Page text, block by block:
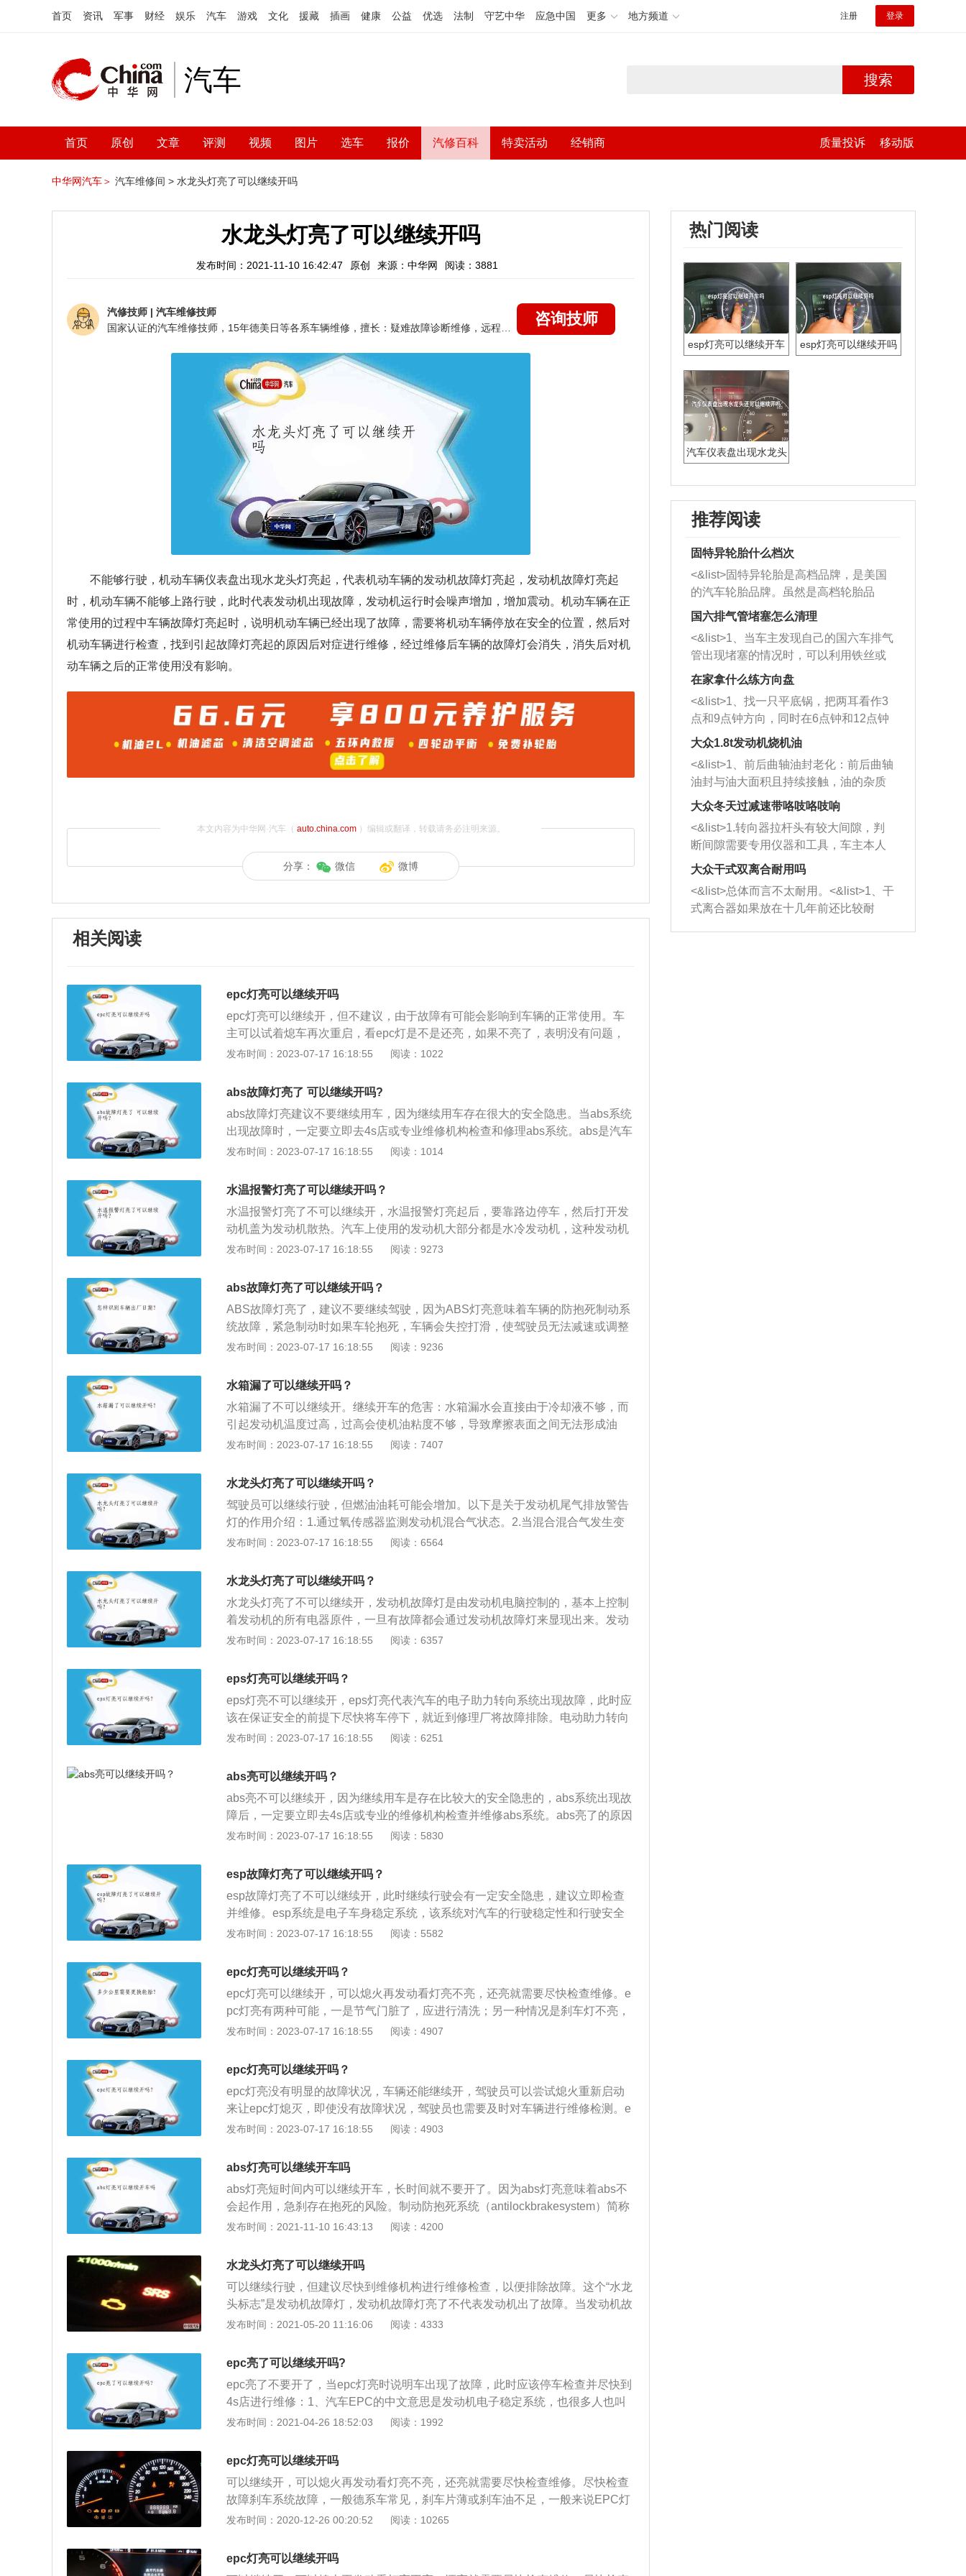
首页 资讯 军事 财经 娱乐 汽车 游戏 文化 援藏 插画 健康 公益 优选 法制 守艺中华 应急中国 更多 地方频道 注册 登录
汽车 搜索
首页 原创 文章 评测 视频 图片 选车 报价 汽修百科 特卖活动 经销商 质量投诉 移动版
中华网汽车＞ 汽车维修间 > 水龙头灯亮了可以继续开吗
水龙头灯亮了可以继续开吗
发布时间：2021-11-10 16:42:47 原创 来源：中华网 阅读：3881
汽修技师 | 汽车维修技师
咨询技师
不能够行驶，机动车辆仪表盘出现水龙头灯亮起，代表机动车辆的发动机故障灯亮起，发动机故障灯亮起
时，机动车辆不能够上路行驶，此时代表发动机出现故障，发动机运行时会噪声增加，增加震动。机动车辆在正
常使用的过程中车辆故障灯亮起时，说明机动车辆已经出现了故障，需要将机动车辆停放在安全的位置，然后对
机动车辆进行检查，找到引起故障灯亮起的原因后对症进行维修，经过维修后车辆的故障灯会消失，消失后对机
动车辆之后的正常使用没有影响。
本文内容为中华网·汽车（ auto.china.com）编辑或翻译，转载请务必注明来源。
分享： 微信 微博
相关阅读
epc灯亮可以继续开吗
epc灯亮可以继续开，但不建议，由于故障有可能会影响到车辆的正常使用。车
主可以试着熄车再次重启，看epc灯是不是还亮，如果不亮了，表明没有问题，
就是epc灯受到影响而误报。要是epc灯还亮，或是经常亮起，那样车主就需要采
影响：1、是节气门脏了，解决方法：马上清除。2、是刹车灯可能不亮，解决方
法：检查刹车开关和电路是否正常。3、可能是机油问题。解决方法：更换机
油。当epc灯常亮时，表示汽车发动机管理系统或电子控制系统存在故障，常伴
有车辆怠速不稳和汽车发动机在冷启动时的抖动和振动。这些情况大部分是由于
国内的污油质量和车辆环境造成的，所以应该立即开车到维修服务店进行检查和
发布时间：2023-07-17 16:18:55 阅读：1022
abs故障灯亮了 可以继续开吗?
abs故障灯亮建议不要继续用车，因为继续用车存在很大的安全隐患。当abs系统
出现故障时，一定要立即去4s店或专业维修机构检查和修理abs系统。abs是汽车
的防抱死制动系统，在紧急制动时可以防止车轮抱死。紧急制动时如果车轮抱
车减速这时车失控了很危险。abs系统可以在紧急制动时保持车轮滚动和滑动，
防止车轮抱死。如果汽车装有abs系统，在紧急制动时车轮仍然可以为汽车提供
牵引力，使驾驶员在减速时可以控制汽车的行驶轨迹以避开障碍物。abs系统可
以有效降低事故发生的概率，这种系统可以大大提高汽车的行驶安全性和行驶稳
定性。如果abs系统损坏仪表板上的abs指示灯将一直亮着，需要立即修理。如果
abs系统的汽车时，遇到紧急情况，只需用一只脚将刹车踩到底。abs低速介入解
决办法：这可能是防抱死制动系统泵的问题，发生这种情况后，有必要更换防抱
死制动系统泵。汽车的防抱死制动系统，几乎每辆汽车都会配备abs防抱死制动
汽车会失控打滑驾驶员既不能控制车速也不能控制汽车的轨迹。因此，车轮抱死
可以在紧急制动时控制汽车的轨迹，使汽车在躲避障碍物的同时减速Abs系统提
高了驾驶过程中的安全性。驾驶装有abs系统的汽车时，紧急情况下的正确操作
是用一只脚将制动踏板踩到底，只有这样才能触发abs系统。有些司机在紧急情
况下会当场刹车。其实这种操作方式是错误的，不会触发abs系统，延长汽车的
发布时间：2023-07-17 16:18:55 阅读：1014
水温报警灯亮了可以继续开吗？
水温报警灯亮了不可以继续开，水温报警灯亮起后，要靠路边停车，然后打开发
动机盖为发动机散热。汽车上使用的发动机大部分都是水冷发动机，这种发动机
依靠冷却液在发动机内不断循环带走多余热量。水温报警灯是一个双金属片传感
围内，开关触点一直打开，指示灯不亮，当水温超过正常值时，开关臂触点闭
和，使红灯发亮。
发布时间：2023-07-17 16:18:55 阅读：9273
abs故障灯亮了可以继续开吗？
ABS故障灯亮了，建议不要继续驾驶，因为ABS灯亮意味着车辆的防抱死制动系
统故障，紧急制动时如果车轮抱死，车辆会失控打滑，使驾驶员无法减速或调整
车辆行驶轨迹，安全隐患较大。ABS灯亮的状态有多种，不同状态的故障原因和
速传感器感应部分被泥土、泥浆等其它污染源覆盖，影响传感器感应相应的车速
作指令来调节制动。处理方案：清洁车速传感器上的脏物，调整好车速传感器与
信号齿圈的间隙，即可恢复正常。原因2：由于系统线路之间连接松懈，ABS继
电器接触不良等引起信号不良而使系统故障。处理方案：检查线路连接处，有松
因：当使用多种车辆电器，而电瓶电压下降低于10.5V，引擎转速上升，电压上
升，ABS指示灯熄灭；ABS的系统电源供应电压太低，如线头接触不足或搭铁不
良。处理方案：检查电瓶比重；检查充电系统；检查电源供应（如电压继电器或
灭。原因：ABS油压阀体搭铁线路接触不良；ABS油压阀体电线接头接触不良；
要时清洁接触面；检查插头是否间隙变大；更换ABS或ABS/ASR计算机。状态
4：ABS警告灯高速行驶亮起。原因：在高速⾏驶中，ABS计算机计算车速信号
出现后轮速度与前轮速度差别太大；轮胎规格不正确或钢圈规格不正确。处理方
案：参考车辆轮胎规格及钢圈规格，参考油箱盖旁的贴铁。状态5：ABS警告灯
引擎发动，踏下刹车踏板，用手指将刹车开关连杆往下推到底，再放松刹车踏
板，完成自我设定位置；更换刹车灯开关。
发布时间：2023-07-17 16:18:55 阅读：9236
水箱漏了可以继续开吗？
水箱漏了不可以继续开。继续开车的危害：水箱漏水会直接由于冷却液不够，而
引起发动机温度过高，过高会使机油粘度不够，导致摩擦表面之间无法形成油
膜，磨损增大。发动机缸筒内压力过大，工作粗暴。各种配合原件，尤其是铝制
的情况，可将漏水的散热管从漏水处剪断，用涂上肥皂的棉花团堵住被剪断的散
发布时间：2023-07-17 16:18:55 阅读：7407
水龙头灯亮了可以继续开吗？
驾驶员可以继续行驶，但燃油油耗可能会增加。以下是关于发动机尾气排放警告
灯的作用介绍：1.通过氧传感器监测发动机混合气状态。2.当混合混合气发生变
化后，导致尾气排放超标时，控制单元会记载故障存储，从而点亮故障灯用来提
故障灯点亮的原因介绍：1.是由于燃油质量不达标，导致发动机混合气燃烧不充
的执行器电机电磁阀，控制单元等出现问题导致发动机尾气排放故障灯点亮。3.
最常见的原因有节气门脏污，建议每隔2到3万公里进行一次清洗；气门和喷油嘴
积碳，建议每3到4万公里进行一次进气及燃油系统的清洗。
发布时间：2023-07-17 16:18:55 阅读：6564
水龙头灯亮了可以继续开吗？
水龙头灯亮了不可以继续开，发动机故障灯是由发动机电脑控制的，基本上控制
着发动机的所有电器原件，一旦有故障都会通过发动机故障灯来显现出来。发动
机亮故障灯的原因有：控制燃油蒸汽排放的净化电磁阀故障、空气流量计故障、
过多。发动机故障灯点亮建议先检查水温表和机油压力报警灯，如果此时这两个
灯也报警，说明发动机是真有故障了，需要及时停车并且拨打道路救援电话。
发布时间：2023-07-17 16:18:55 阅读：6357
eps灯亮可以继续开吗？
eps灯亮不可以继续开，eps灯亮代表汽车的电子助力转向系统出现故障，此时应
该在保证安全的前提下尽快将车停下，就近到修理厂将故障排除。电动助力转向
系统没有液压助力系统的液压泵、液压管路和转向管柱阀体结构，直接通过减速
理是：车辆启动后系统开始工作，当车速小于一定速度时，信号输送到控制模
令，使伺服电机输出相应大小及方向的扭矩以产生助动力，当不转向时，电控单
元不向伺服电机发送扭矩信号，伺服电机的电流趋向于零。
发布时间：2023-07-17 16:18:55 阅读：6251
abs亮可以继续开吗？
abs亮不可以继续开，因为继续用车是存在比较大的安全隐患的，abs系统出现故
障后，一定要立即去4s店或专业的维修机构检查并维修abs系统。abs亮了的原因
是：1、轮速传感器损坏或者脏污；2、信号轮损坏或者脏污；3、防抱死制动控
更换轮速传感器、abs线路、abs调压电磁阀、abs电脑；2、补充制动液；3、清
理abs传感器。
发布时间：2023-07-17 16:18:55 阅读：5830
esp故障灯亮了可以继续开吗？
esp故障灯亮了不可以继续开，此时继续行驶会有一定安全隐患，建议立即检查
并维修。esp系统是电子车身稳定系统，该系统对汽车的行驶稳定性和行驶安全
性非常重要，其与abs系统有关联，如果esp系统出现故障，也可能会导致abs系
边滑的状态，这样驾驶员不仅可以让汽车减速，还可以控制汽车的行驶轨迹躲避
障碍物。
发布时间：2023-07-17 16:18:55 阅读：5582
epc灯亮可以继续开吗？
epc灯亮可以继续开，可以熄火再发动看灯亮不亮，还亮就需要尽快检查维修。e
pc灯亮有两种可能，一是节气门脏了，应进行清洗；另一种情况是刹车灯不亮，
更换灯泡或检查刹车开关以及线路。epc故障灯亮起的主要原因：1、epc故障灯
动抖动现象；2、epc指示灯在打开点火开关进行功能检查时会亮起，如果在行驶
时此指示灯亮起，就表示发动机功率电子控制系统出现故障。
发布时间：2023-07-17 16:18:55 阅读：4907
epc灯亮可以继续开吗？
epc灯亮没有明显的故障状况，车辆还能继续开，驾驶员可以尝试熄火重新启动
来让epc灯熄灭，即使没有故障状况，驾驶员也需要及时对车辆进行维修检测。e
pc是发动机功率电子调节，在车辆维修中epc灯警告的故障比较常见。如果该灯
障，如泄漏或堵塞不畅；2、节气门体脏污、积碳过多；3、燃油选用不达标；
等；7、ECU故障。
发布时间：2023-07-17 16:18:55 阅读：4903
abs灯亮可以继续开车吗
abs灯亮短时间内可以继续开车，长时间就不要开了。因为abs灯亮意味着abs不
会起作用，急刹存在抱死的风险。制动防抱死系统（antilockbrakesystem）简称
ABS。作用就是在汽车制动时，自动控制制动器制动力的大小，使车轮不被抱
最大值。ABS系统只有在车辆需要急刹车时才会工作，就是在轮胎滑动和滚动的
的现象。这个系统对行车安全起动很大的作用，所以现在的车辆ABS是必须配
置。ABS系统的组成有：ABS模块、ABS总泵、油管、轮速传感器等等。一般常
见的故障点是ABS的轮速传感器出现了故障导致ABS灯常见。这个也不是绝对
故障点。ABS灯常亮对车辆的正常刹车是没有任何的影响，不会导致刹车失灵。
但是如果出现紧急情况需要急刹车的话，那这个时候ABS系统就不会工作了。所
以ABS等灯常亮，建议尽快去检查下。
发布时间：2021-11-10 16:43:13 阅读：4200
水龙头灯亮了可以继续开吗
可以继续行驶，但建议尽快到维修机构进行维修检查，以便排除故障。这个“水龙
头标志”是发动机故障灯，发动机故障灯亮了不代表发动机出了故障。当发动机故
障灯点亮时，表明车辆的电控系统检测到发动机系统的相关数据信息，超出了原
积碳、发动机爆震、汽油品质不达标、水温传感器损坏、空气流量传感器故障、
氧传感器故障等。
发布时间：2021-05-20 11:16:06 阅读：4333
epc亮了可以继续开吗?
epc亮了不要开了，当epc灯亮时说明车出现了故障，此时应该停车检查并尽快到
4s店进行维修：1、汽车EPC的中文意思是发动机电子稳定系统，也很多人也叫
它电子节气门，该系统由一些传感器、控制器等元件组成。当某传感器出现故障
2、打开钥匙门后，车辆开始自检，EPC指示灯会点亮数秒，随后熄灭知。如车
辆启动后仍不熄灭，说明车辆机械与电子系统出现故障；3、一般来说EPC灯亮
的可能有两种。一是节气门脏了，应进行清洗。另一种情况是刹车灯不亮，需要
检查刹车开关以及线路。还有由于油品问题，EPC故障灯也会点亮。
发布时间：2021-04-26 18:52:03 阅读：1992
epc灯亮可以继续开吗
可以继续开，可以熄火再发动看灯亮不亮，还亮就需要尽快检查维修。尽快检查
故障刹车系统故障，一般德系车常见，刹车片薄或刹车油不足，一般来说EPC灯
亮有两种可能。一是节气门脏了，应进行清洗。另一种情况是刹车灯不亮，需要
cPowerControl（全称发动机电子稳定系统），很多人也叫它电子节气门。该系
统由一些传感器、控制器等元件组成。当某传感器出现故障或感知到不正常的情
发布时间：2020-12-26 00:20:52 阅读：10265
epc灯亮可以继续开吗
热门阅读
esp灯亮可以继续开车
esp灯亮可以继续开吗
汽车仪表盘出现水龙头
推荐阅读
固特异轮胎什么档次
<&list>固特异轮胎是高档品牌，是美国
的汽车轮胎品牌。虽然是高档轮胎品
牌，但是中高低端的轮胎都有生产，这
也是为了更好的开拓市场。
国六排气管堵塞怎么清理
<&list>1、当车主发现自己的国六车排气
管出现堵塞的情况时，可以利用铁丝或
者是细棍，直接将杂物给取出来，如果
堵塞情况比较严重，也可以采取应急措
施。 <&list>2、直接利用木棍将所有的
杂物推到排气管里面的位置处，然后将
三元催化器拆解开，就可以将堵塞的东
西取出来。但如果是因为积碳过多引起
的堵塞，就需要将三元催化器泡在草酸
洗剂对堵塞的情况得到解决，将清洗剂
放在燃油箱中，与燃油混合后，车辆启
动时，就可以和汽油一起进入到燃烧
室，最后形成废气排出，就可以让三元
催化器得到清洗，排气管堵塞的情况就
能够得到解决。
在家拿什么练方向盘
<&list>1、找一只平底锅，把两耳看作3
点和9点钟方向，同时在6点钟和12点钟
方向做一个标记。 <&list>2、双手握住
一圈半的练习，往右同样也要打相同的
圈数。 <&list>3、最后强调要反复练
习，这样就可以形成肌肉记忆，在真实
驾驶车辆时，不需要记忆也能打好方
向。
大众1.8t发动机烧机油
<&list>1、前后曲轴油封老化：前后曲轴
油封与油大面积且持续接触，油的杂质
和发动机内持续温度变化使其密封效果
逐渐减弱，导致渗油或漏油。<&list>2、
活塞间隙过大：积碳会使活塞环与缸体
的间隙扩大，导致机油流入燃烧室中，
造成烧机油。<&list>3、机油粘度。使用
机油粘度过小的话，同样会有烧机油现
象，机油粘度过小具有很好的流动性，
大众冬天过减速带咯吱咯吱响
<&list>1.转向器拉杆头有较大间隙，判
断间隙需要专用仪器和工具，车主本人
无法制作，需要将车辆送到修理厂或4s
店；<&list>2.车辆半轴套管防尘罩破
裂，破裂后会出现漏油现象，使半轴磨
损严重，磨损的半轴容易损坏，产生异
响；<&list>3.稳定器的转向胶套和球头
大众干式双离合耐用吗
<&list>总体而言不太耐用。<&list>1、干
式离合器如果放在十几年前还比较耐